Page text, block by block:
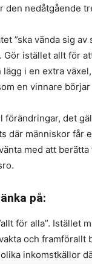
den nedåtgående
”ska vända sig av
istället allt för
i en extra
en vinnare
förändringar, det
där människor får
med att berätta
på:
för alla”. Istället
och framförallt
inkomstkällor